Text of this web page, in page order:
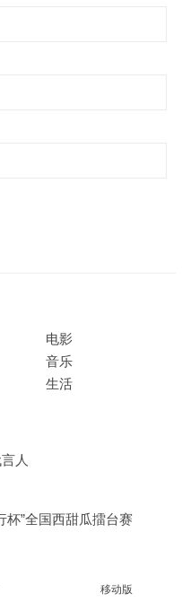
电影
音乐
生活
人
杯”全国西甜瓜擂台赛
移动版